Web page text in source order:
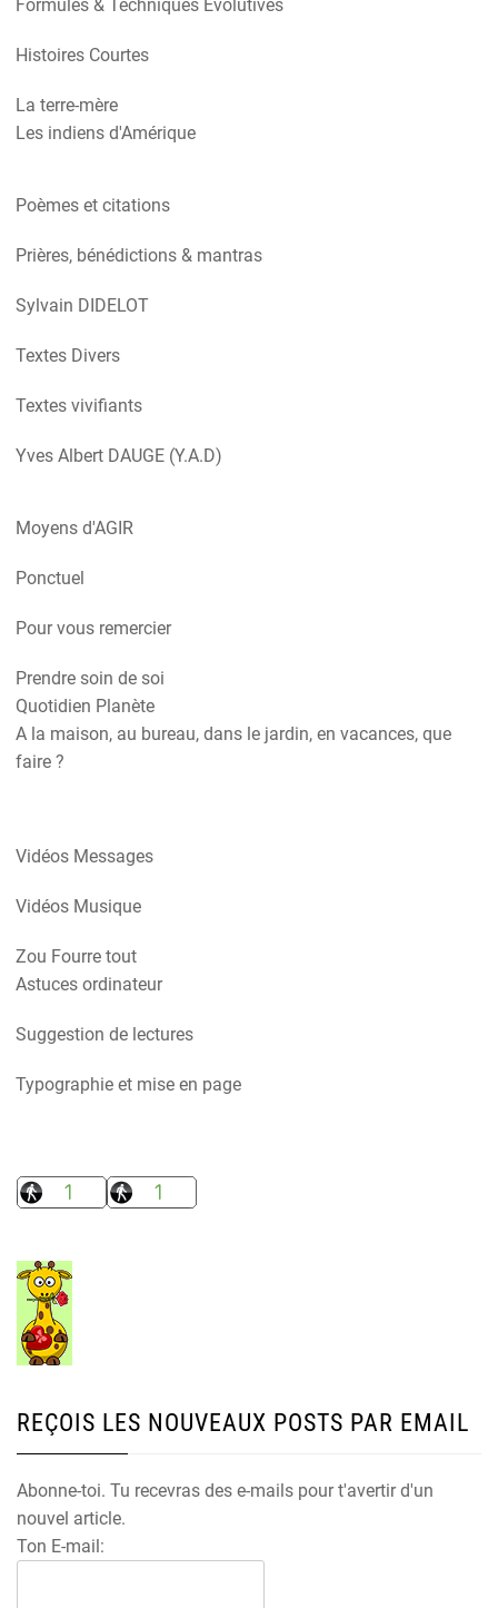
Formules & Techniques Evolutives
Histoires Courtes
La terre-mère
Les indiens d'Amérique
Poèmes et citations
Prières, bénédictions & mantras
Sylvain DIDELOT
Textes Divers
Textes vivifiants
Yves Albert DAUGE (Y.A.D)
Moyens d'AGIR
Ponctuel
Pour vous remercier
Prendre soin de soi
Quotidien Planète
A la maison, au bureau, dans le jardin, en vacances, que
faire ?
Vidéos Messages
Vidéos Musique
Zou Fourre tout
Astuces ordinateur
Suggestion de lectures
Typographie et mise en page
REÇOIS LES NOUVEAUX POSTS PAR EMAIL
Abonne-toi. Tu recevras des e-mails pour t'avertir d'un
nouvel article.
Ton E-mail: